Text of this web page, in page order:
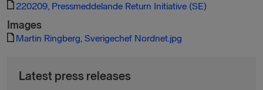
220209, Pressmeddelande Return Initiative (SE)
Images
Martin Ringberg, Sverigechef Nordnet.jpg
Latest press releases